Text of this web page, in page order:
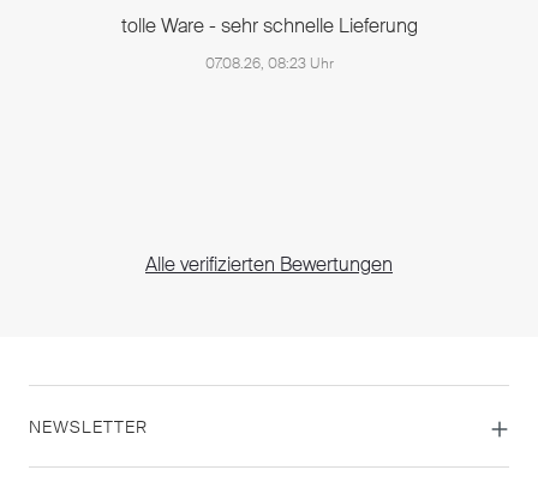
tolle Ware - sehr schnelle Lieferung
07.08.26, 08:23 Uhr
Alle verifizierten Bewertungen
NEWSLETTER